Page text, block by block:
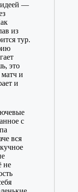
идеей —
из
тур.
это
и
и
с
вся
не